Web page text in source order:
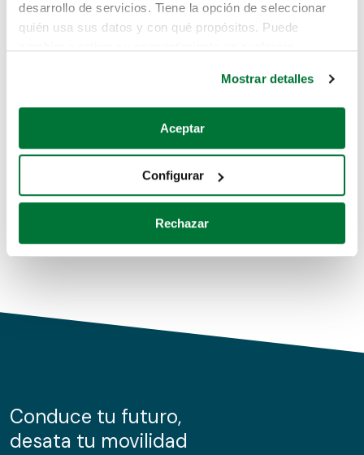
desarrollo de servicios. Tiene la opción de seleccionar
quién usa sus datos y con qué propósitos. Puede
Si lo permite, también quisiéramos:
Recopilar información sobre su ubicación geográfica
Identificar su dispositivo analizándolo activamente
para buscar características específicas (huellas
Obtenga más información sobre cómo se procesan sus
de cookies.
información sobre el uso que haga del sitio web con
nuestros partners de redes sociales, publicidad y análisis
Mostrar detalles
Aceptar
Configurar
Rechazar
Pero puedes encontrar el coche que estás
buscando en alguno de estos enlaces:
Coches de segunda mano
Coches de km0
Conduce tu futuro,
desata tu movilidad